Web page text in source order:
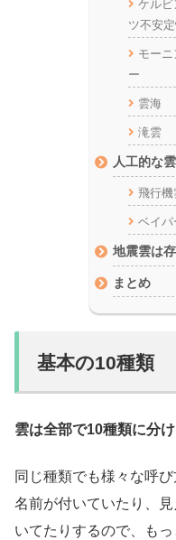
ケル
ツ不安
モーニ
ー
雲海
滝雲
人工的な雲
飛行機
ベイパ
地震雲は
まとめ
基本の10種類
雲は全部で10種類に分け
同じ種類でも様々な呼
名前が付いていたり、
いてたりするので、も